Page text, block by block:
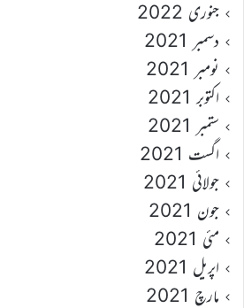
جنوری 2022
دسمبر 2021
نومبر 2021
اکتوبر 2021
ستمبر 2021
اگست 2021
جولائی 2021
جون 2021
مئی 2021
اپریل 2021
مارچ 2021